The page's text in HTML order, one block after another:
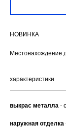
НОВИНКА
Местонахождение
характеристики
выкрас металла -
наружная отделка